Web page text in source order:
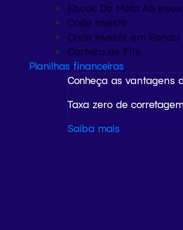
Ebook Da Meta Ao
Onde investir
Onde investir em Renda
Carteira de FIIs
Planilhas financeiras
Conheça as vantagens
Taxa zero de
Saiba mais